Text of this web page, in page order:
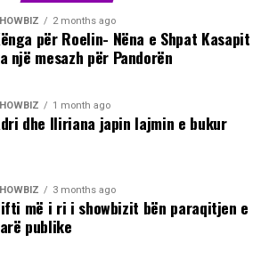
2 months ago
për Roelin- Nëna e Shpat Kasapit
një mesazh për Pandorën
1 month ago
dhe Iliriana japin lajmin e bukur
3 months ago
më i ri i showbizit bën paraqitjen e
publike